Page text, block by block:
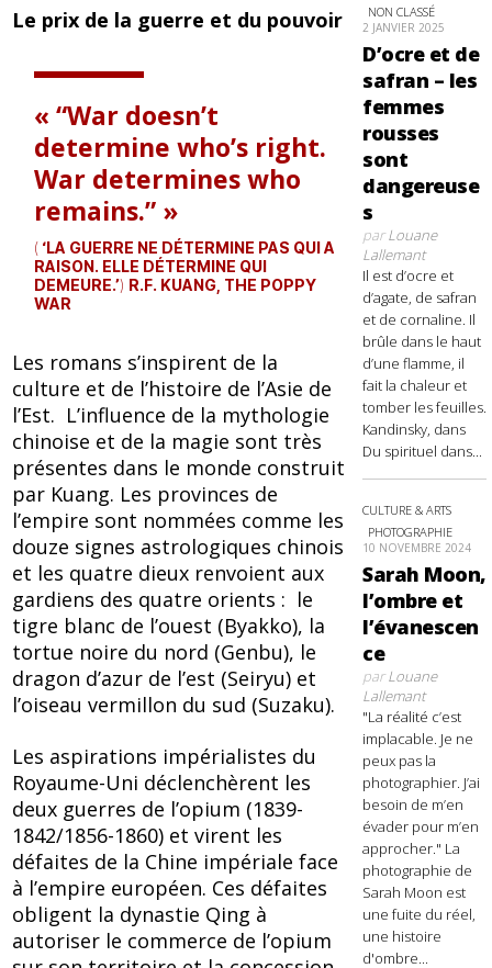
Le prix de la guerre et du pouvoir
“War doesn’t
determine who’s right.
War determines who
remains.”
( ‘LA GUERRE NE DÉTERMINE PAS QUI A
RAISON. ELLE DÉTERMINE QUI
DEMEURE.’) R.F. KUANG, THE POPPY
WAR
Les romans s’inspirent de la
culture et de l’histoire de l’Asie de
l’Est. L’influence de la mythologie
chinoise et de la magie sont très
présentes dans le monde construit
par Kuang. Les provinces de
l’empire sont nommées comme les
douze signes astrologiques chinois
et les quatre dieux renvoient aux
gardiens des quatre orients : le
tigre blanc de l’ouest (Byakko), la
tortue noire du nord (Genbu), le
dragon d’azur de l’est (Seiryu) et
l’oiseau vermillon du sud (Suzaku).
Les aspirations impérialistes du
Royaume-Uni déclenchèrent les
deux guerres de l’opium (1839-
1842/1856-1860) et virent les
défaites de la Chine impériale face
à l’empire européen. Ces défaites
obligent la dynastie Qing à
autoriser le commerce de l’opium
NON CLASSÉ
2 JANVIER 2025
D’ocre et de
safran – les
femmes
rousses
sont
dangereuse
s
parLouane
Lallemant
Il est d’ocre et
d’agate, de safran
et de cornaline. Il
brûle dans le haut
d’une flamme, il
fait la chaleur et
tomber les feuilles.
Kandinsky, dans
Du spirituel dans...
CULTURE & ARTS
PHOTOGRAPHIE
10 NOVEMBRE 2024
Sarah Moon,
l’ombre et
l’évanescen
ce
parLouane
Lallemant
"La réalité c’est
implacable. Je ne
peux pas la
photographier. J’ai
besoin de m’en
évader pour m’en
approcher." La
photographie de
Sarah Moon est
une fuite du réel,
une histoire
d'ombre...